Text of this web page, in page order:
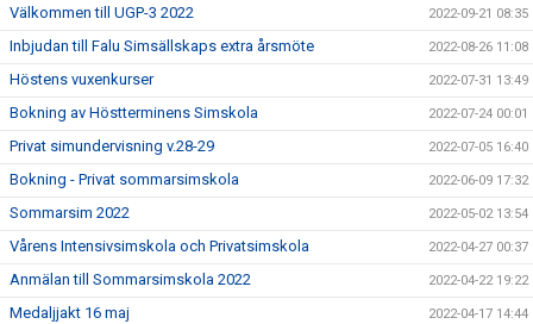
Välkommen till UGP-3 2022 2022-09-21 08:35
Inbjudan till Falu Simsällskaps extra årsmöte 2022-08-26 11:08
Höstens vuxenkurser 2022-07-31 13:49
Bokning av Höstterminens Simskola 2022-07-24 00:01
Privat simundervisning v.28-29 2022-07-05 16:40
Bokning - Privat sommarsimskola 2022-06-09 17:32
Sommarsim 2022 2022-05-02 13:54
Vårens Intensivsimskola och Privatsimskola 2022-04-27 00:37
Anmälan till Sommarsimskola 2022 2022-04-22 19:22
Medaljjakt 16 maj 2022-04-17 14:44